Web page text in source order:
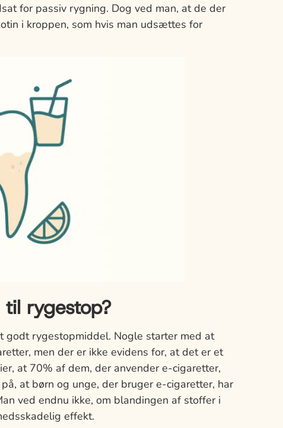
for passiv rygning. Dog ved man, at de der
i kroppen, som hvis man udsættes for
rygestop?
godt rygestopmiddel. Nogle starter med at
men der er ikke evidens for, at det er et
at 70% af dem, der anvender e-cigaretter,
at børn og unge, der bruger e-cigaretter, har
ved endnu ikke, om blandingen af stoffer i
effekt.